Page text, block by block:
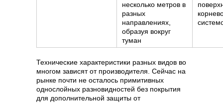
несколько метров в
разных
направлениях,
образуя вокруг
туман
Технические характеристики разных видов во
многом зависят от производителя. Сейчас на
рынке почти не осталось примитивных
однослойных разновидностей без покрытия
для дополнительной защиты от